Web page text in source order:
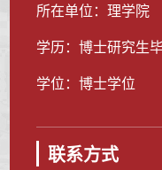
所在单位：理学院
学历：博士研究生
学位：博士学位
联系方式